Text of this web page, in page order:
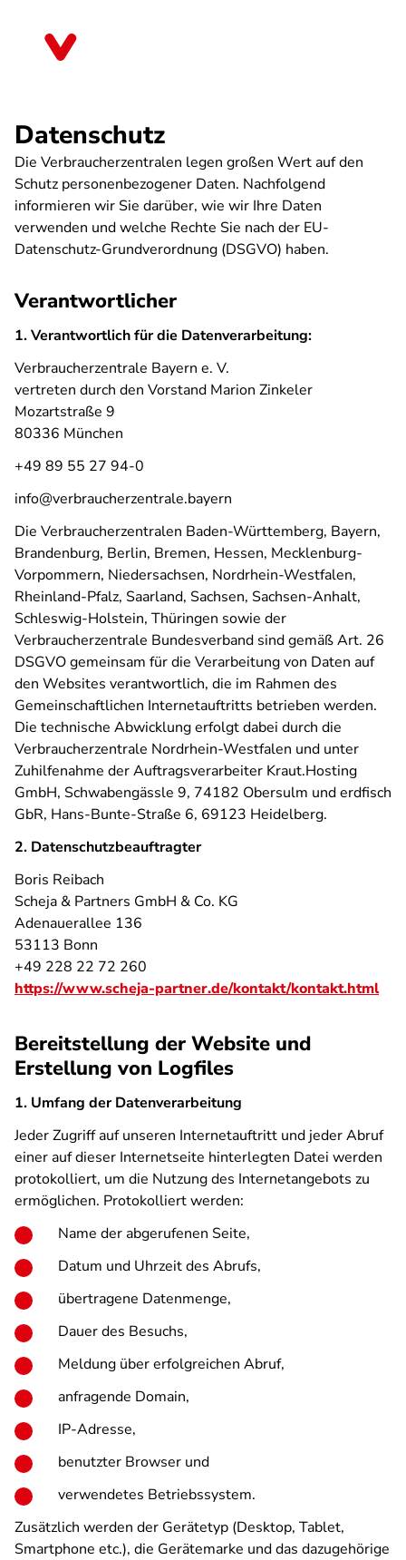
Datenschutz
Die Verbraucherzentralen legen großen Wert auf den
Schutz personenbezogener Daten. Nachfolgend
informieren wir Sie darüber, wie wir Ihre Daten
verwenden und welche Rechte Sie nach der EU-
Datenschutz-Grundverordnung (DSGVO) haben.
Verantwortlicher
1. Verantwortlich für die Datenverarbeitung:
Verbraucherzentrale Bayern e. V.
vertreten durch den Vorstand Marion Zinkeler
Mozartstraße 9
80336 München
+49 89 55 27 94-0
info@verbraucherzentrale.bayern
Die Verbraucherzentralen Baden-Württemberg, Bayern,
Brandenburg, Berlin, Bremen, Hessen, Mecklenburg-
Vorpommern, Niedersachsen, Nordrhein-Westfalen,
Rheinland-Pfalz, Saarland, Sachsen, Sachsen-Anhalt,
Schleswig-Holstein, Thüringen sowie der
Verbraucherzentrale Bundesverband sind gemäß Art. 26
DSGVO gemeinsam für die Verarbeitung von Daten auf
den Websites verantwortlich, die im Rahmen des
Gemeinschaftlichen Internetauftritts betrieben werden.
Die technische Abwicklung erfolgt dabei durch die
Verbraucherzentrale Nordrhein-Westfalen und unter
Zuhilfenahme der Auftragsverarbeiter Kraut.Hosting
GmbH, Schwabengässle 9, 74182 Obersulm und erdfisch
GbR, Hans-Bunte-Straße 6, 69123 Heidelberg.
2. Datenschutzbeauftragter
Boris Reibach
Scheja & Partners GmbH & Co. KG
Adenauerallee 136
53113 Bonn
+49 228 22 72 260
https://www.scheja-partner.de/kontakt/kontakt.html
Bereitstellung der Website und
Erstellung von Logfiles
1. Umfang der Datenverarbeitung
Jeder Zugriff auf unseren Internetauftritt und jeder Abruf
einer auf dieser Internetseite hinterlegten Datei werden
protokolliert, um die Nutzung des Internetangebots zu
ermöglichen. Protokolliert werden:
Name der abgerufenen Seite,
Datum und Uhrzeit des Abrufs,
übertragene Datenmenge,
Dauer des Besuchs,
Meldung über erfolgreichen Abruf,
anfragende Domain,
IP-Adresse,
benutzter Browser und
verwendetes Betriebssystem.
Zusätzlich werden der Gerätetyp (Desktop, Tablet,
Smartphone etc.), die Gerätemarke und das dazugehörige